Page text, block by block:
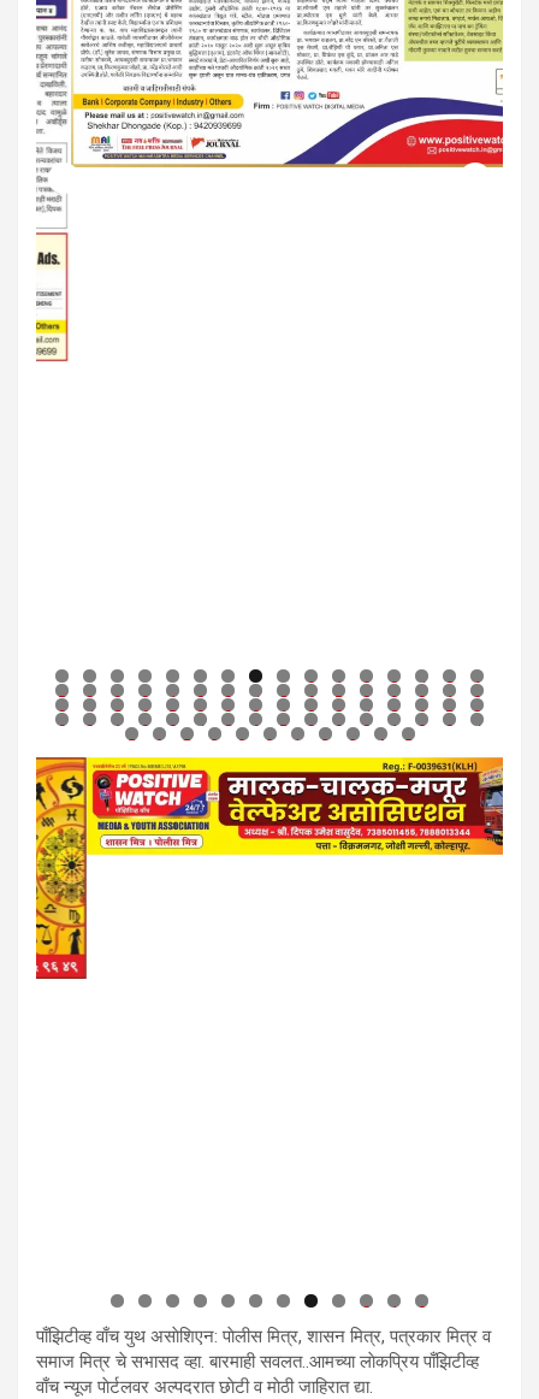
0 1 2 3 4 5 6
7 8 9 0 1 2 3 4 5 6 7 8 9 0 1 2
3 4 5 6 7 8 9 0 1 2 3 4 5 6 7 8
9 0 1 2 3 4 5 6 7 8 9 0 1 2 3 4
5 6 7 8 9 0 1 2 3 4 5
0 1
2
पाँझिटीव्ह वाँच युथ असाेशिएन: पाेलीस मित्र, शासन मित्र, पत्रकार मित्र व
समाज मित्र चे सभासद व्हा. बारमाही सवलत..आमच्या लाेकप्रिय पाँझिटीव्ह
वाँच न्यूज पाेर्टलवर अल्पदरात छाेटी व माेठी जाहिरात द्या.